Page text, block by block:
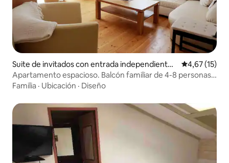
Suite de invitados con entrada independiente
en Umhausen
Calificación
4,67 (15)
Apartamento espacioso. Balcón familiar de 4-8 personas,
jardín.
Familia · Ubicación · Diseño